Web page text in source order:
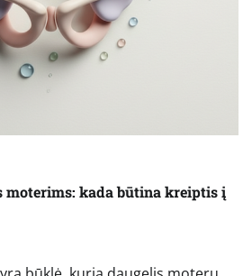
moterims: kada būtina kreiptis į